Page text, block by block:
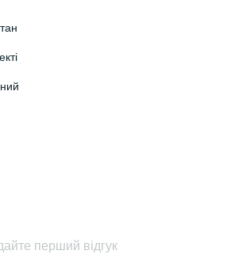
перший відгук